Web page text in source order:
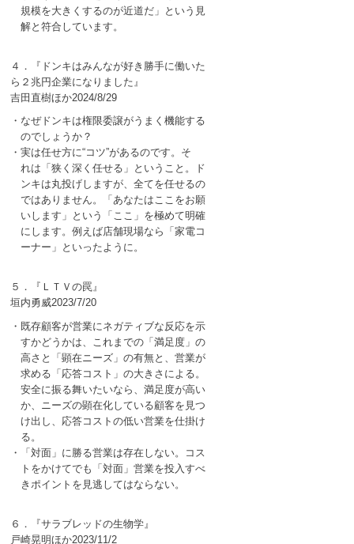
規模を大きくするのが近道だ」という見
解と符合しています。
４．『ドンキはみんなが好き勝手に働いた
ら２兆円企業になりました』
吉田直樹ほか2024/8/29
・なぜドンキは権限委譲がうまく機能する
のでしょうか？
・実は任せ方に“コツ”があるのです。そ
れは「狭く深く任せる」ということ。ド
ンキは丸投げしますが、全てを任せるの
ではありません。「あなたはここをお願
いします」という「ここ」を極めて明確
にします。例えば店舗現場なら「家電コ
ーナー」といったように。
５．『ＬＴＶの罠』
垣内勇威2023/7/20
・既存顧客が営業にネガティブな反応を示
すかどうかは、これまでの「満足度」の
高さと「顕在ニーズ」の有無と、営業が
求める「応答コスト」の大きさによる。
安全に振る舞いたいなら、満足度が高い
か、ニーズの顕在化している顧客を見つ
け出し、応答コストの低い営業を仕掛け
る。
・「対面」に勝る営業は存在しない。コス
トをかけてでも「対面」営業を投入すべ
きポイントを見逃してはならない。
６．『サラブレッドの生物学』
戸崎晃明ほか2023/11/2